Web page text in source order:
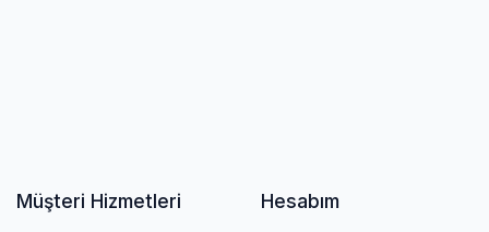
Müşteri Hizmetleri Hesabım